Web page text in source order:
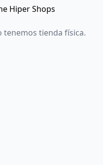
Hiper Shops
tenemos tienda física.